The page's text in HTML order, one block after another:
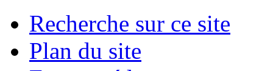
Recherche sur ce site
Plan du site